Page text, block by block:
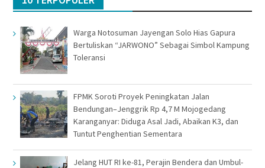
Warga Notosuman Jayengan Solo Hias Gapura
Bertuliskan “JARWONO” Sebagai Simbol Kampung
Toleransi
FPMK Soroti Proyek Peningkatan Jalan
Bendungan–Jenggrik Rp 4,7 M Mojogedang
Karanganyar: Diduga Asal Jadi, Abaikan K3, dan
Tuntut Penghentian Sementara
Jelang HUT RI ke-81, Perajin Bendera dan Umbul-